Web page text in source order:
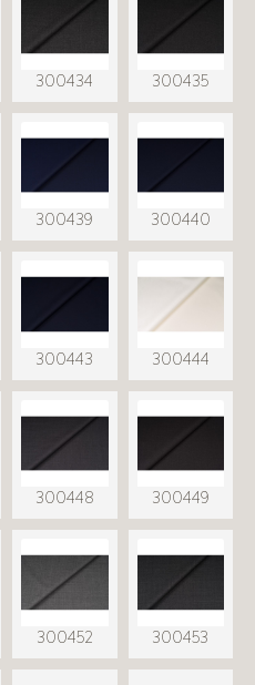
300434 300435
300439 300440
300443 300444
300448 300449
300452 300453